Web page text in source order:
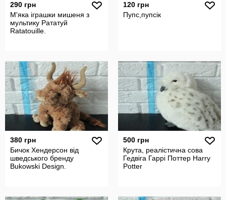
290 грн
М'яка іграшки мишеня з
мультику Рататуй
Ratatouille.
120 грн
Пупс,пупсік
380 грн
Бичок Хендерсон від
шведського бренду
Bukowski Design.
500 грн
Крута, реалістична сова
Гедвіга Гаррі Поттер Harry
Potter